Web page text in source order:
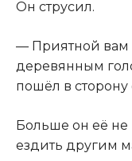
Он струсил.
— Приятной вам
деревянным
пошёл в
Больше он её не
ездить другим